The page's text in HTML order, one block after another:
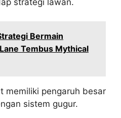
Bermain
Tembus Mythical
memiliki pengaruh besar
sistem gugur.